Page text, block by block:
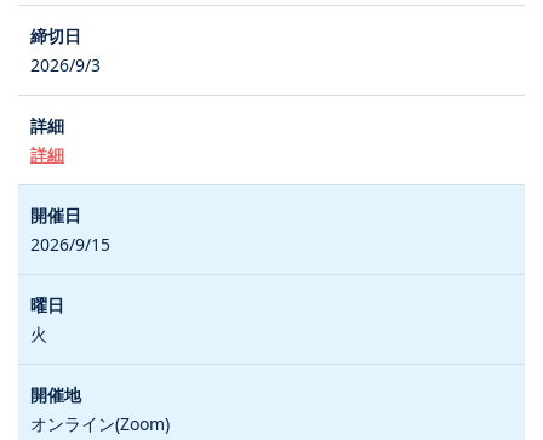
2026/9/3
詳細
2026/9/15
火
オンライン(Zoom)